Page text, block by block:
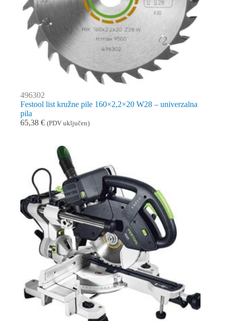
496302
Festool list kružne pile 160×2,2×20 W28 – univerzalna
pila
65,38 € (PDV uključen)